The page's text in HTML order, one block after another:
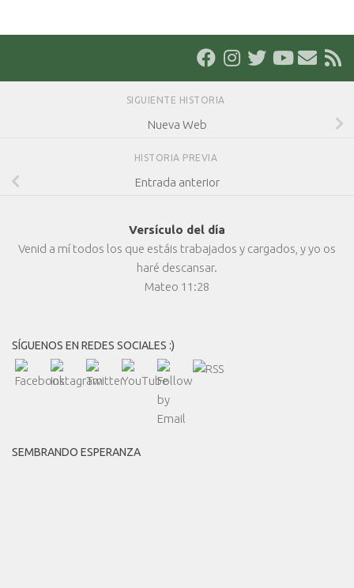
SIGUIENTE HISTORIA
Nueva Web
HISTORIA PREVIA
Entrada anterior
Versículo del día
Venid a mí todos los que estáis trabajados y cargados, y yo os
haré descansar.
Mateo 11:28
SÍGUENOS EN REDES SOCIALES :)
SEMBRANDO ESPERANZA